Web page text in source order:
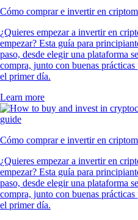
Cómo comprar e invertir en
¿Quieres empezar a invertir en
empezar? Esta guía para
paso, desde elegir una plataforma
compra, junto con buenas
el primer día.
Learn more
Cómo comprar e invertir en
¿Quieres empezar a invertir en
empezar? Esta guía para
paso, desde elegir una plataforma
compra, junto con buenas
el primer día.